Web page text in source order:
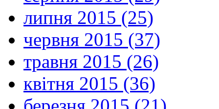
липня 2015 (25)
червня 2015 (37)
травня 2015 (26)
квітня 2015 (36)